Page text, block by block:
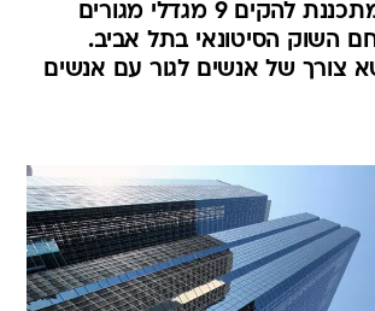
קבוצת יזמים מתכננת להקים 9 מגדלי מגורים
השוק הסיטונאי בתל אביב.
צורך של אנשים לגור עם אנשים